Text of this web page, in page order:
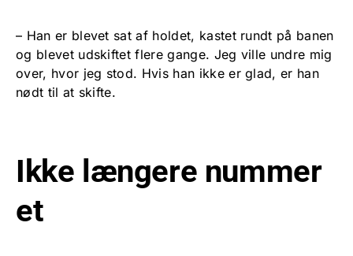
– Han er blevet sat af holdet, kastet rundt på banen
og blevet udskiftet flere gange. Jeg ville undre mig
over, hvor jeg stod. Hvis han ikke er glad, er han
nødt til at skifte.
Ikke længere nummer
et